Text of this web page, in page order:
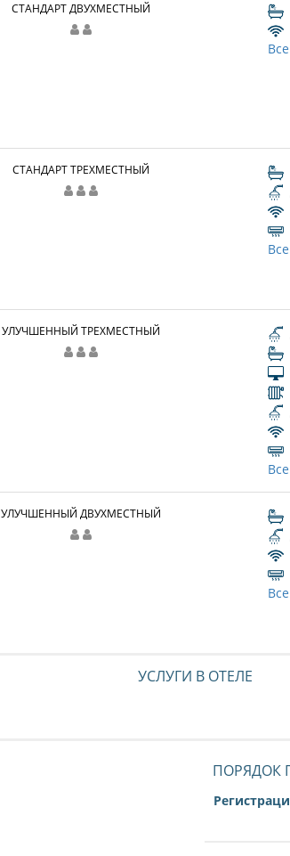
СТАНДАРТ ДВУХМЕСТНЫЙ
СТАНДАРТ ТРЕХМЕСТНЫЙ
УЛУЧШЕННЫЙ ТРЕХМЕСТНЫЙ
УЛУЧШЕННЫЙ ДВУХМЕСТНЫЙ
УСЛУГИ В ОТЕЛЕ
ПОРЯДОК